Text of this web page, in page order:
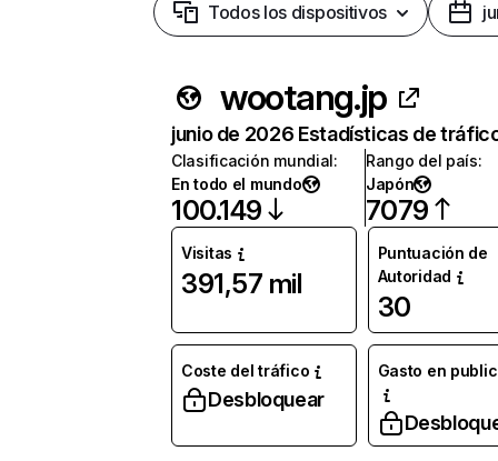
Todos los dispositivos
wootang.jp
junio de 2026 Estadísticas de
Clasificación mundial:
En todo el mundo
100.149
Rango del país:
Japón
7079
Visitas
391,57 mil
Puntuación de
Autoridad
30
Coste del tráfico
Desbloquear
Gasto en